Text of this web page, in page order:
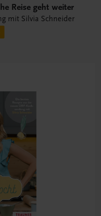
Reise geht weiter
mit Silvia Schneider